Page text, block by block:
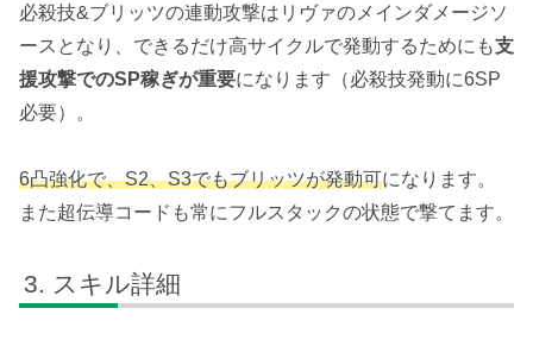
必殺技&ブリッツの連動攻撃はリヴァのメインダメージソ
ースとなり、できるだけ高サイクルで発動するためにも支
援攻撃でのSP稼ぎが重要になります（必殺技発動に6SP
必要）。
6凸強化で、S2、S3でもブリッツが発動可になります。
また超伝導コードも常にフルスタックの状態で撃てます。
スキル詳細